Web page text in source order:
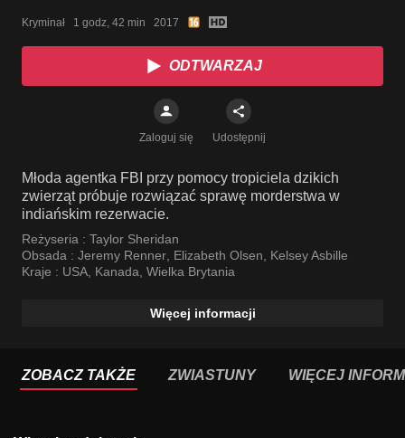
Kryminał   1 godz, 42 min   2017
ODTWARZAJ
Zaloguj się Udostępnij
Młoda agentka FBI przy pomocy tropiciela dzikich
zwierząt próbuje rozwiązać sprawę morderstwa w
indiańskim rezerwacie.
Reżyseria : Taylor Sheridan
Obsada : Jeremy Renner, Elizabeth Olsen, Kelsey Asbille
Kraje : USA, Kanada, Wielka Brytania
Więcej informacji
ZOBACZ TAKŻE ZWIASTUNY WIĘCEJ